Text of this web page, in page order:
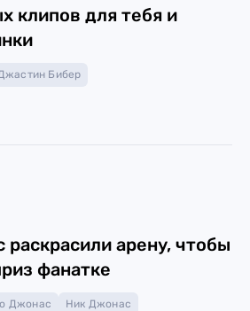
клипов для тебя и
Бибер
арену, чтобы
фанатке
Джонас Ник Джонас